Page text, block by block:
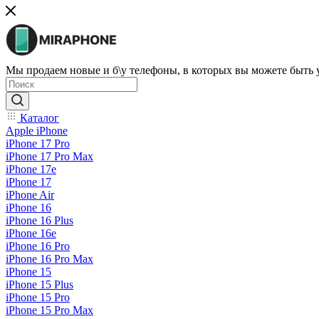
Мы продаем новые и б\у телефоны, в которых вы можете быть
Каталог
Apple iPhone
iPhone 17 Pro
iPhone 17 Pro Max
iPhone 17e
iPhone 17
iPhone Air
iPhone 16
iPhone 16 Plus
iPhone 16e
iPhone 16 Pro
iPhone 16 Pro Max
iPhone 15
iPhone 15 Plus
iPhone 15 Pro
iPhone 15 Pro Max